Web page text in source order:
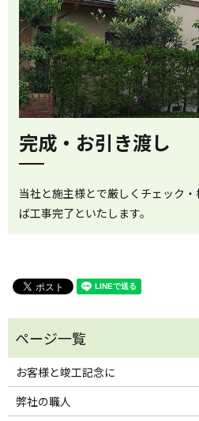
完成・お引き渡し
当社と施主様とで厳しくチェック
ば工事完了といたします。
お客様と竣工記念に
弊社の職人